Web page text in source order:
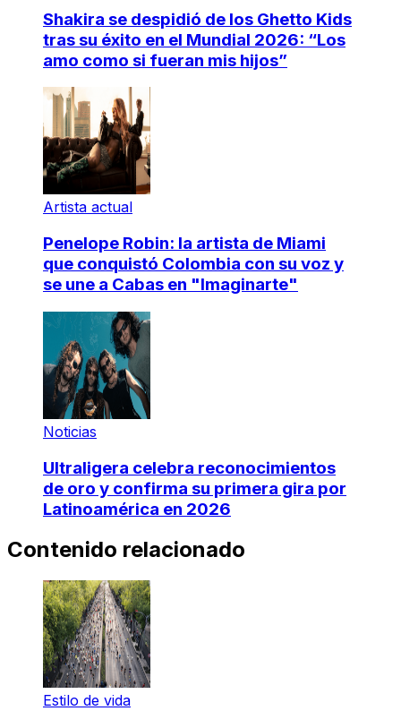
Shakira se despidió de los Ghetto Kids
tras su éxito en el Mundial 2026: “Los
amo como si fueran mis hijos”
Artista actual
Penelope Robin: la artista de Miami
que conquistó Colombia con su voz y
se une a Cabas en "Imaginarte"
Noticias
Ultraligera celebra reconocimientos
de oro y confirma su primera gira por
Latinoamérica en 2026
Contenido relacionado
Estilo de vida